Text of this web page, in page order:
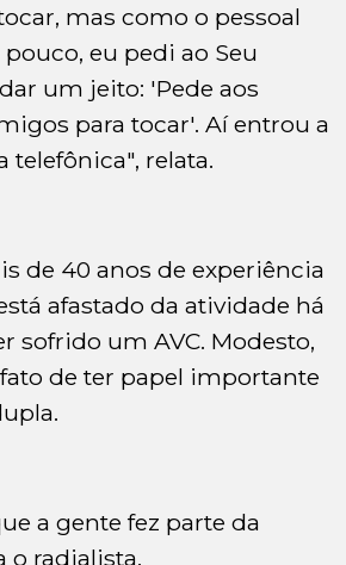
mas como o pessoal
eu pedi ao Seu
um jeito: 'Pede aos
para tocar'. Aí entrou a
telefônica", relata.
de 40 anos de experiência
afastado da atividade há
sofrido um AVC. Modesto,
de ter papel importante
a gente fez parte da
o radialista.